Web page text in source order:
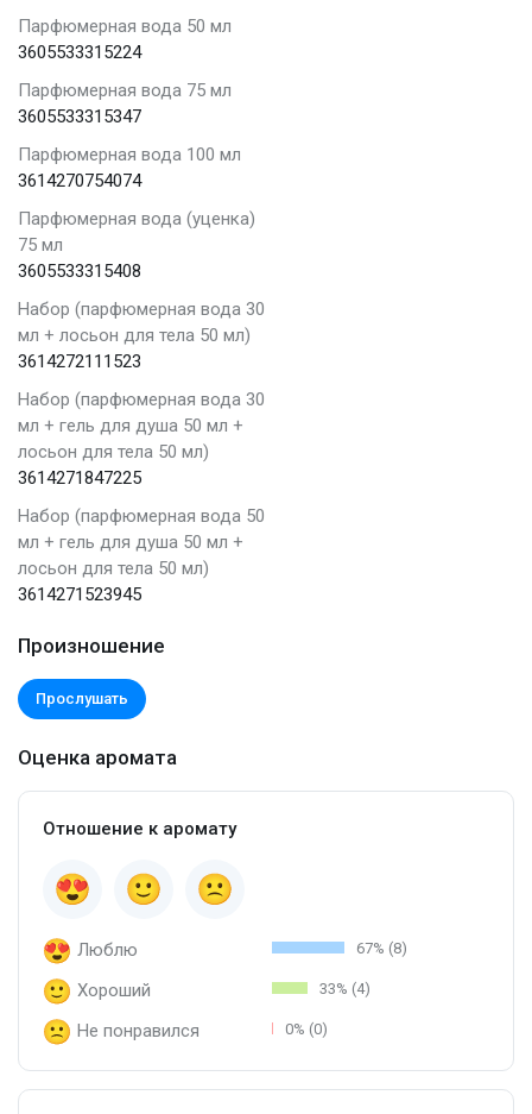
Парфюмерная вода 50 мл
3605533315224
Парфюмерная вода 75 мл
3605533315347
Парфюмерная вода 100 мл
3614270754074
Парфюмерная вода (уценка)
75 мл
3605533315408
Набор (парфюмерная вода 30
мл + лосьон для тела 50 мл)
3614272111523
Набор (парфюмерная вода 30
мл + гель для душа 50 мл +
лосьон для тела 50 мл)
3614271847225
Набор (парфюмерная вода 50
мл + гель для душа 50 мл +
лосьон для тела 50 мл)
3614271523945
Произношение
Прослушать
Оценка аромата
Отношение к аромату
Люблю 67% (8)
Хороший 33% (4)
Не понравился 0% (0)